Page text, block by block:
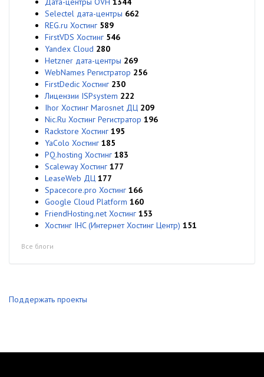
Selectel дата-центры 662
REG.ru Хостинг 589
FirstVDS Хостинг 546
Yandex Cloud 280
Hetzner дата-центры 269
WebNames Регистратор 256
FirstDedic Хостинг 230
Лицензии ISPsystem 222
Ihor Хостинг Marosnet ДЦ 209
Nic.Ru Хостинг Регистратор 196
Rackstore Хостинг 195
YaColo Хостинг 185
PQ.hosting Хостинг 183
Scaleway Хостинг 177
LeaseWeb ДЦ 177
Spacecore.pro Хостинг 166
Google Cloud Platform 160
FriendHosting.net Хостинг 153
Хостинг IHC (Интернет Хостинг Центр) 151
Все блоги
Поддержать проекты